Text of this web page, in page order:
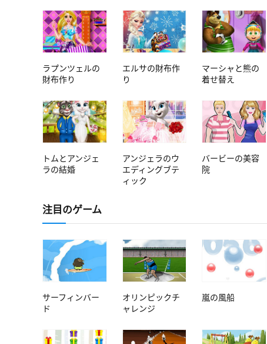
ラプンツェルの
財布作り
エルサの財布作
り
マーシャと熊の
着せ替え
トムとアンジェ
ラの結婚
アンジェラのウ
エディングブテ
ィック
バービーの美容
院
注目のゲーム
サーフィンバー
ド
オリンピックチ
ャレンジ
嵐の風船